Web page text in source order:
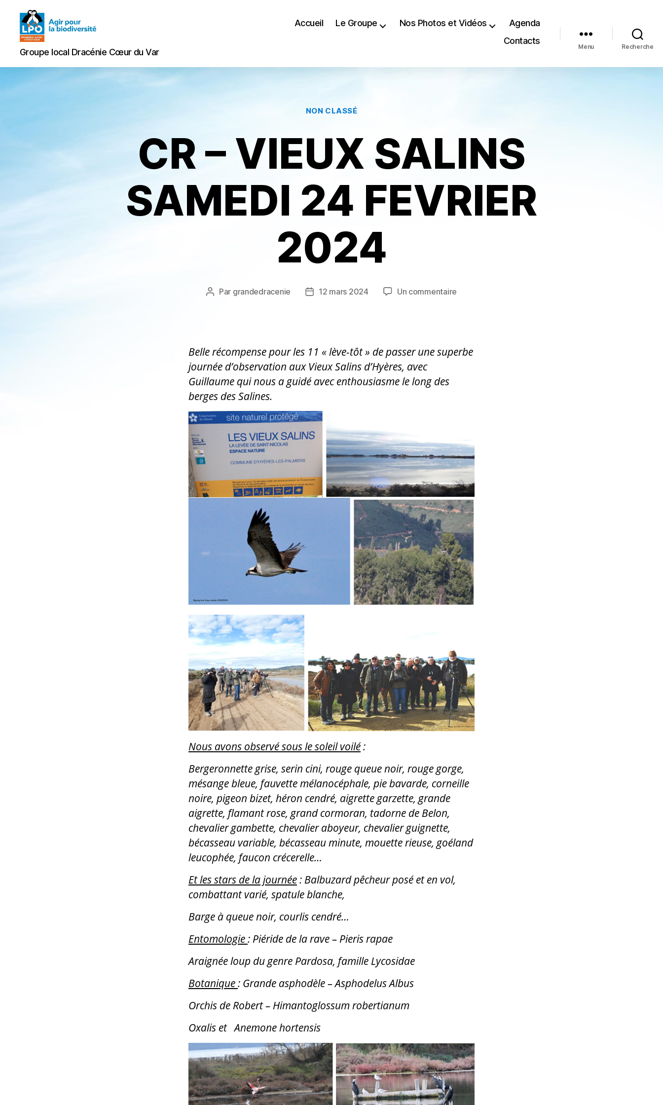
Groupe
local
Dracénie
Groupe local Dracénie Cœur du Var
Accueil Le Groupe Nos Photos et Vidéos
Agenda
Contacts
Menu Recherche
Catégories
NON CLASSÉ
CR – VIEUX SALINS
SAMEDI 24 FEVRIER
2024
Auteur
Par grandedracenie
Date12 mars 2024 Un commentaire
SAMEDI
Belle récompense pour les 11 « lève-tôt » de passer une superbe
journée d’observation aux Vieux Salins d’Hyères, avec
Guillaume qui nous a guidé avec enthousiasme le long des
berges des Salines.
Nous avons observé sous le soleil voilé:
Bergeronnette grise, serin cini, rouge queue noir, rouge gorge,
mésange bleue, fauvette mélanocéphale, pie bavarde, corneille
noire, pigeon bizet, héron cendré, aigrette garzette, grande
aigrette, flamant rose, grand cormoran, tadorne de Belon,
chevalier gambette, chevalier aboyeur, chevalier guignette,
bécasseau variable, bécasseau minute, mouette rieuse, goéland
leucophée, faucon crécerelle…
Et les stars de la journée: Balbuzard pêcheur posé et en vol,
combattant varié, spatule blanche,
Barge à queue noir, courlis cendré…
Entomologie: Piéride de la rave – Pieris rapae
Araignée loup du genre Pardosa, famille Lycosidae
Botanique: Grande asphodèle – Asphodelus Albus
Orchis de Robert – Himantoglossum robertianum
Oxalis et Anemone hortensis